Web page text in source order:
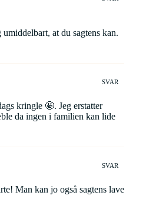
at du sagtens kan.
SVAR
kringle 🤩. Jeg erstatter
da ingen i familien kan lide
SVAR
Man kan jo også sagtens lave